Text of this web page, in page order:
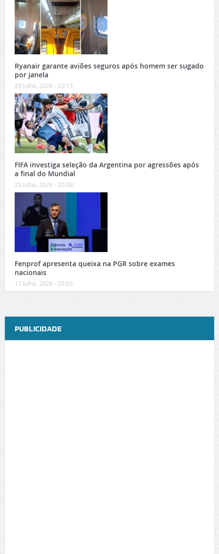
Ryanair garante aviões seguros após homem ser sugado
por janela
20 Julho, 2026 - 20:13
FIFA investiga seleção da Argentina por agressões após
a final do Mundial
20 Julho, 2026 - 20:09
Fenprof apresenta queixa na PGR sobre exames
nacionais
17 Julho, 2026 - 20:05
PUBLICIDADE